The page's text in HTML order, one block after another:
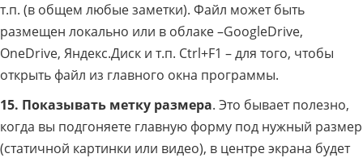
т.п. (в общем любые заметки). Файл может быть
размещен локально или в облаке –GoogleDrive,
OneDrive, Яндекс.Диск и т.п. Ctrl+F1 – для того, чтобы
открыть файл из главного окна программы.
15. Показывать метку размера. Это бывает полезно,
когда вы подгоняете главную форму под нужный размер
(статичной картинки или видео), в центре экрана будет